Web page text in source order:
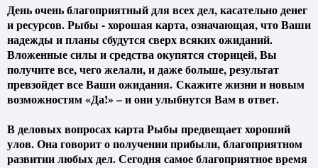
День очень благоприятный для всех дел, касательно денег
и ресурсов. Рыбы - хорошая карта, означающая, что Ваши
надежды и планы сбудутся сверх всяких ожиданий.
Вложенные силы и средства окупятся сторицей, Вы
получите все, чего желали, и даже больше, результат
превзойдет все Ваши ожидания. Скажите жизни и новым
возможностям «Да!» – и они улыбнутся Вам в ответ.
В деловых вопросах карта Рыбы предвещает хороший
улов. Она говорит о получении прибыли, благоприятном
развитии любых дел. Сегодня самое благоприятное время